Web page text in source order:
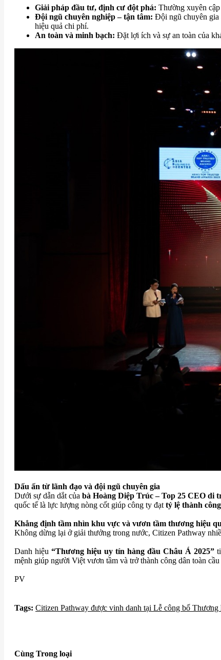
Giải pháp đầu tư, định cư đột phá: Thường xuyên
Đội ngũ chuyên nghiệp – tận tâm: Đội ngũ chuyên gia
hiệu quả chi phí.
An toàn và minh bạch: Đặt lợi ích và sự an toàn của
Dấu ấn từ lãnh đạo và đội ngũ chuyên gia
Dưới sự dẫn dắt của bà Hoàng Diệp Trúc – Top 25 CEO di
quốc tế là lực lượng nòng cốt giúp công ty đạt tỷ lệ thành
Khẳng định tầm nhìn khu vực và vươn tầm thương hiệu
Không dừng lại ở giải thưởng trong nước, Citizen Pathway
Danh hiệu “Thương hiệu uy tín hàng đầu Châu Á 2025”
mệnh giúp người Việt vươn tầm và trở thành công dân toàn cầu
PV
Tags: ​Citizen Pathway được vinh danh tại Lễ công bố
Cùng Trong loại